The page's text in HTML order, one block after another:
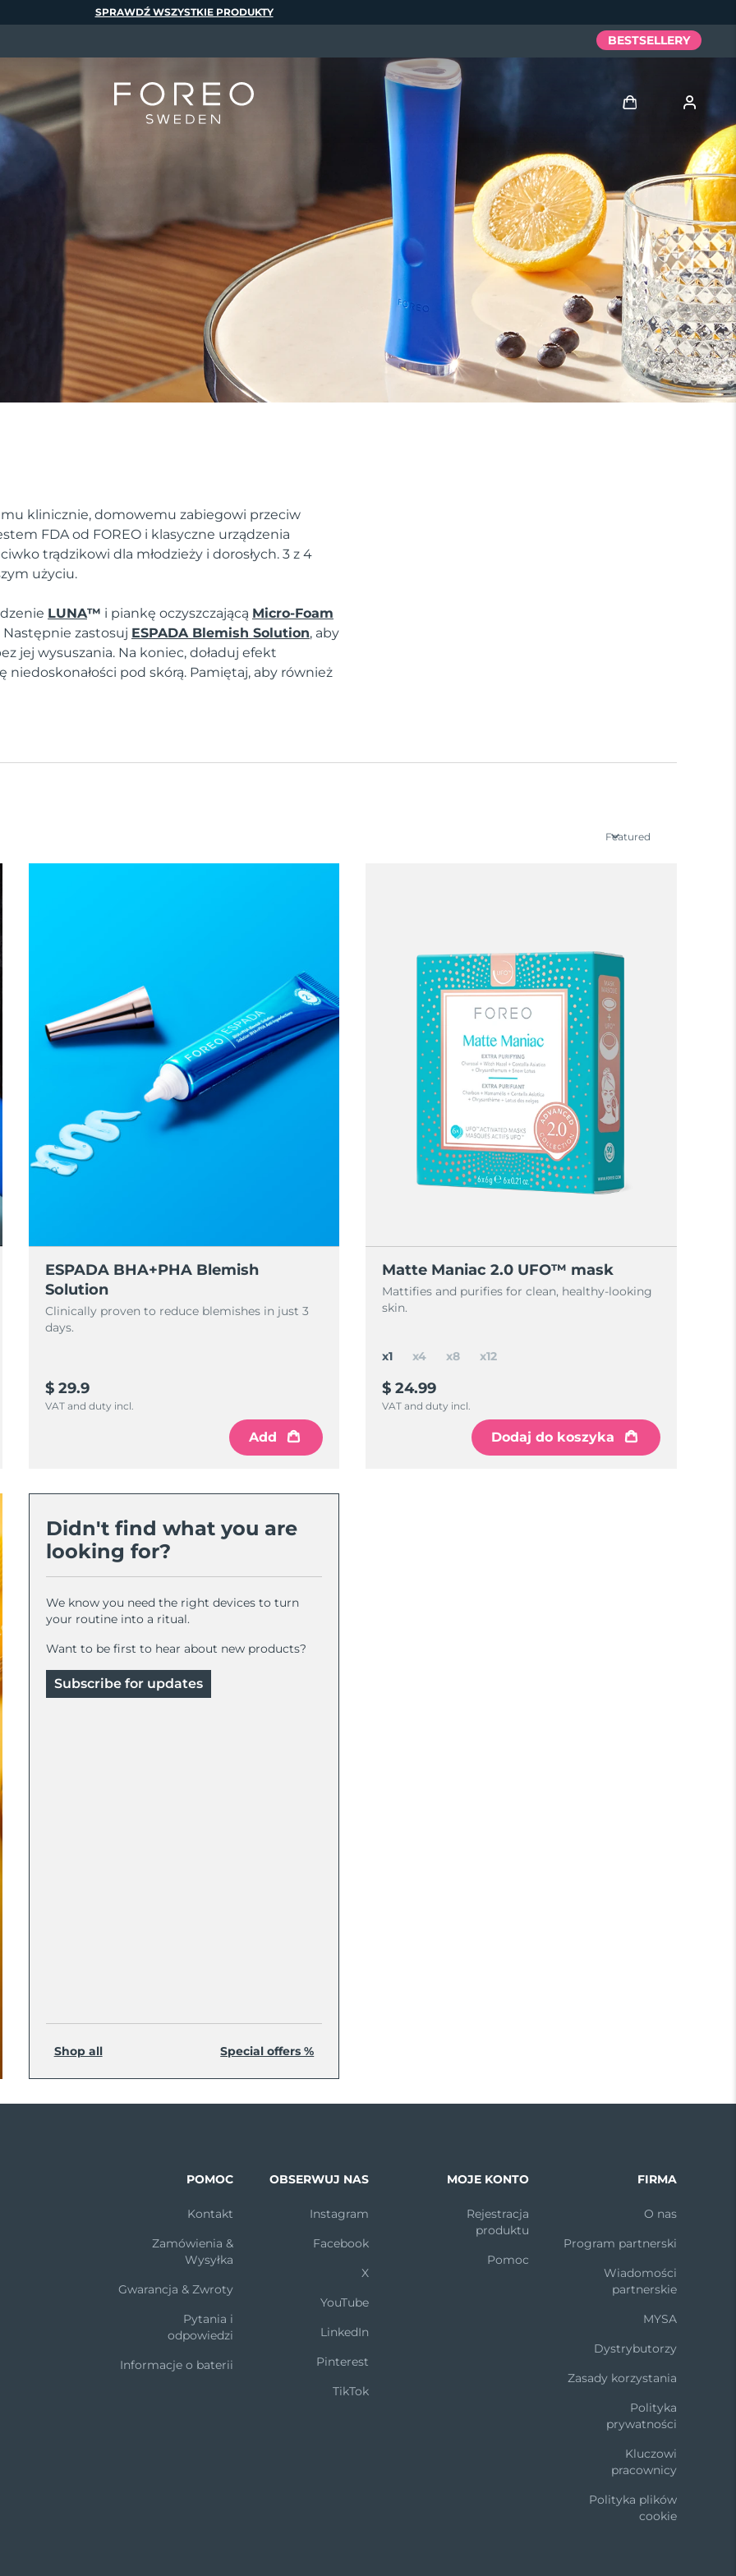
klinicznie, domowemu zabiegowi przeciw
FDA od FOREO i klasyczne urządzenia
trądzikowi dla młodzieży i dorosłych. 3 z 4
użyciu.
LUNA™ i piankę oczyszczającą Micro-Foam
Następnie zastosuj ESPADA Blemish Solution, aby
jej wysuszania. Na koniec, doładuj efekt
niedoskonałości pod skórą. Pamiętaj, aby również
Featured
ESPADA BHA+PHA Blemish
Solution
Clinically proven to reduce blemishes in just 3
days.
$ 29.9
VAT and duty incl.
Add
Matte Maniac 2.0 UFO™ mask
Mattifies and purifies for clean, healthy-looking
skin.
$ 24.99
VAT and duty incl.
Dodaj do koszyka
x1 x4 x8 x12
Didn't find what you are
looking for?
We know you need the right devices to turn
your routine into a ritual.
Want to be first to hear about new products?
Subscribe for updates
Shop all Special offers %
SPRAWDŹ WSZYSTKIE PRODUKTY
BESTSELLERY
Zaloguj
Profil użytkownika
Moje urządzenia
Moje zamówienia
Moje adresy
Moje subskrypcje
POMOC
Kontakt
Zamówienia &
Wysyłka
Gwarancja & Zwroty
Pytania i
odpowiedzi
Informacje o baterii
OBSERWUJ NAS
Instagram
Facebook
X
YouTube
LinkedIn
Pinterest
TikTok
MOJE KONTO
Rejestracja
produktu
Pomoc
FIRMA
O nas
Program partnerski
Wiadomości
partnerskie
MYSA
Dystrybutorzy
Zasady korzystania
Polityka
prywatności
Kluczowi
pracownicy
Polityka plików
cookie